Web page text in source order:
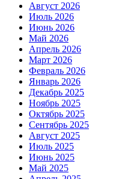
Август 2026
Июль 2026
Июнь 2026
Май 2026
Апрель 2026
Март 2026
Февраль 2026
Январь 2026
Декабрь 2025
Ноябрь 2025
Октябрь 2025
Сентябрь 2025
Август 2025
Июль 2025
Июнь 2025
Май 2025